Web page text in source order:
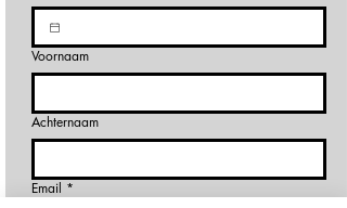
Voornaam
Achternaam
Email *